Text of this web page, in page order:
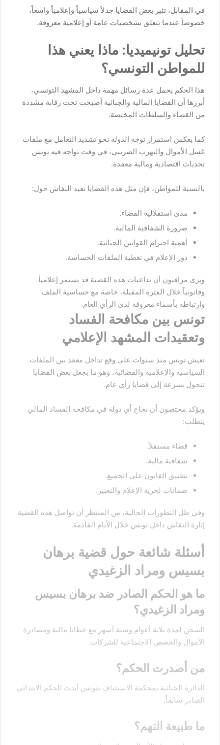
في المقابل، تثير بعض القضايا جدلاً سياسياً وإعلامياً واسعاً،
خصوصاً عندما تتعلق بشخصيات عامة أو إعلامية معروفة.
تحليل تونيميديا: ماذا يعني هذا
للمواطن التونسي؟
هذا الحكم يحمل عدة رسائل مهمة داخل المشهد التونسي،
أبرزها أن القضايا المالية والجبائية أصبحت تحت رقابة مشددة
من القضاء والسلطات المختصة.
كما يعكس استمرار توجه الدولة نحو تشديد التعامل مع ملفات
غسل الأموال والتهرب الضريبي، في وقت تواجه فيه تونس
تحديات اقتصادية ومالية معقدة.
بالنسبة للمواطن، فإن مثل هذه القضايا تعيد النقاش حول:
مدى استقلالية القضاء.
ضرورة الشفافية المالية.
أهمية احترام القوانين الجبائية.
دور الإعلام في تغطية الملفات الحساسة.
ويرى مراقبون أن تداعيات هذه القضية قد تستمر إعلامياً
وقانونياً خلال الفترة المقبلة، خاصة مع حساسية الملف
وارتباطه بأسماء معروفة لدى الرأي العام.
تونس بين مكافحة الفساد
وتعقيدات المشهد الإعلامي
تعيش تونس منذ سنوات على وقع تداخل معقد بين الملفات
السياسية والإعلامية والقضائية، وهو ما يجعل بعض القضايا
تتحول بسرعة إلى قضايا رأي عام.
ويؤكد مختصون أن نجاح أي دولة في مكافحة الفساد المالي
يتطلب:
قضاء مستقلاً.
شفافية مالية.
تطبيق القانون على الجميع.
ضمانات لحرية الإعلام والتعبير.
وفي ظل التطورات الحالية، من المنتظر أن تواصل هذه القضية
إثارة النقاش داخل تونس خلال الأيام القادمة.
أسئلة شائعة حول قضية برهان
بسيس ومراد الزغيدي
ما هو الحكم الصادر ضد برهان بسيس
ومراد الزغيدي؟
السجن لمدة ثلاثة أعوام وستة أشهر مع خطايا مالية ومصادرة
الأموال والحصص الاجتماعية للشركات.
من أصدرت الحكم؟
الدائرة الجنائية بمحكمة الاستئناف بتونس أيدت الحكم الابتدائي
الصادر سابقاً.
ما طبيعة التهم؟